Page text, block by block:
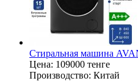
Стиральная машина
Цена: 109000 тенге
Производство: Китай